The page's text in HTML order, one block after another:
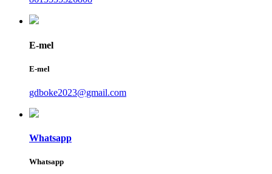
E-mel
E-mel
gdboke2023@gmail.com
Whatsapp
Whatsapp